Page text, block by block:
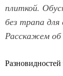
плиткой.
без трапа для
Расскажем об